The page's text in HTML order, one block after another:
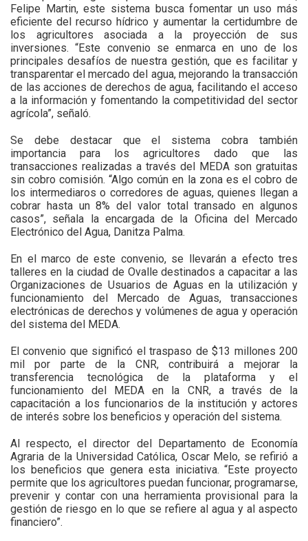
Felipe Martin, este sistema busca fomentar un uso más
eficiente del recurso hídrico y aumentar la certidumbre de
los agricultores asociada a la proyección de sus
inversiones. “Este convenio se enmarca en uno de los
principales desafíos de nuestra gestión, que es facilitar y
transparentar el mercado del agua, mejorando la transacción
de las acciones de derechos de agua, facilitando el acceso
a la información y fomentando la competitividad del sector
agrícola”, señaló.
Se debe destacar que el sistema cobra también
importancia para los agricultores dado que las
transacciones realizadas a través del MEDA son gratuitas
sin cobro comisión. “Algo común en la zona es el cobro de
los intermediaros o corredores de aguas, quienes llegan a
cobrar hasta un 8% del valor total transado en algunos
casos”, señala la encargada de la Oficina del Mercado
Electrónico del Agua, Danitza Palma.
En el marco de este convenio, se llevarán a efecto tres
talleres en la ciudad de Ovalle destinados a capacitar a las
Organizaciones de Usuarios de Aguas en la utilización y
funcionamiento del Mercado de Aguas, transacciones
electrónicas de derechos y volúmenes de agua y operación
del sistema del MEDA.
El convenio que significó el traspaso de $13 millones 200
mil por parte de la CNR, contribuirá a mejorar la
transferencia tecnológica de la plataforma y el
funcionamiento del MEDA en la CNR, a través de la
capacitación a los funcionarios de la institución y actores
de interés sobre los beneficios y operación del sistema.
Al respecto, el director del Departamento de Economía
Agraria de la Universidad Católica, Oscar Melo, se refirió a
los beneficios que genera esta iniciativa. “Este proyecto
permite que los agricultores puedan funcionar, programarse,
prevenir y contar con una herramienta provisional para la
gestión de riesgo en lo que se refiere al agua y al aspecto
financiero”.